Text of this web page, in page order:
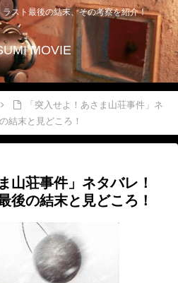
スト最後の結末、その考察を紹介！
MOVIE
「突入せよ！あさま山荘事件」ネ
結末と見どころ！
山荘事件」ネタバレ！
後の結末と見どころ！